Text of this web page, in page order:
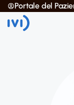
Portale del